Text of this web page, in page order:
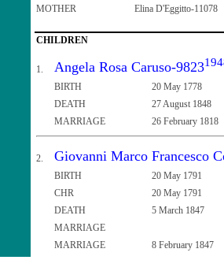
MOTHER
Elina D'Eggitto-11078
CHILDREN
1. Angela Rosa Caruso-9823
BIRTH
20 May 1778
DEATH 27 August 1848
MARRIAGE 26 February 1818
2. Giovanni Marco Francesco
BIRTH
20 May 1791
CHR 20 May 1791
DEATH 5 March 1847
MARRIAGE
MARRIAGE 8 February 1847